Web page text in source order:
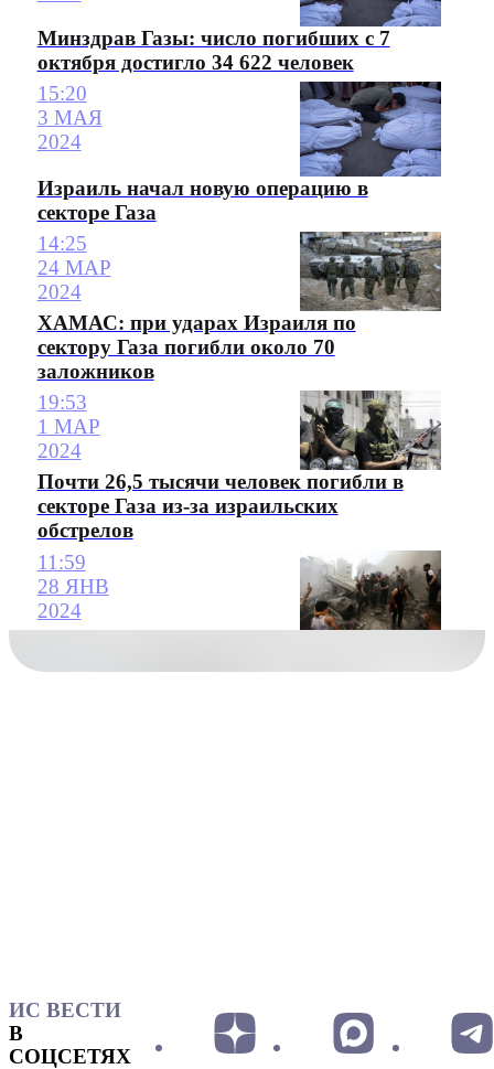
Минздрав Газы: число погибших с 7
октября достигло 34 622 человек
15:20
3 МАЯ
2024
Израиль начал новую операцию в
секторе Газа
14:25
24 МАР
2024
ХАМАС: при ударах Израиля по
сектору Газа погибли около 70
заложников
19:53
1 МАР
2024
Почти 26,5 тысячи человек погибли в
секторе Газа из-за израильских
обстрелов
11:59
28 ЯНВ
2024
ИС ВЕСТИ
В
СОЦСЕТЯХ